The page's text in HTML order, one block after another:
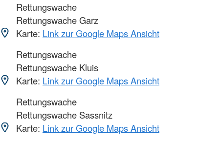
Rettungswache
Rettungswache Garz
Karte: Link zur Google Maps Ansicht
Rettungswache
Rettungswache Kluis
Karte: Link zur Google Maps Ansicht
Rettungswache
Rettungswache Sassnitz
Karte: Link zur Google Maps Ansicht